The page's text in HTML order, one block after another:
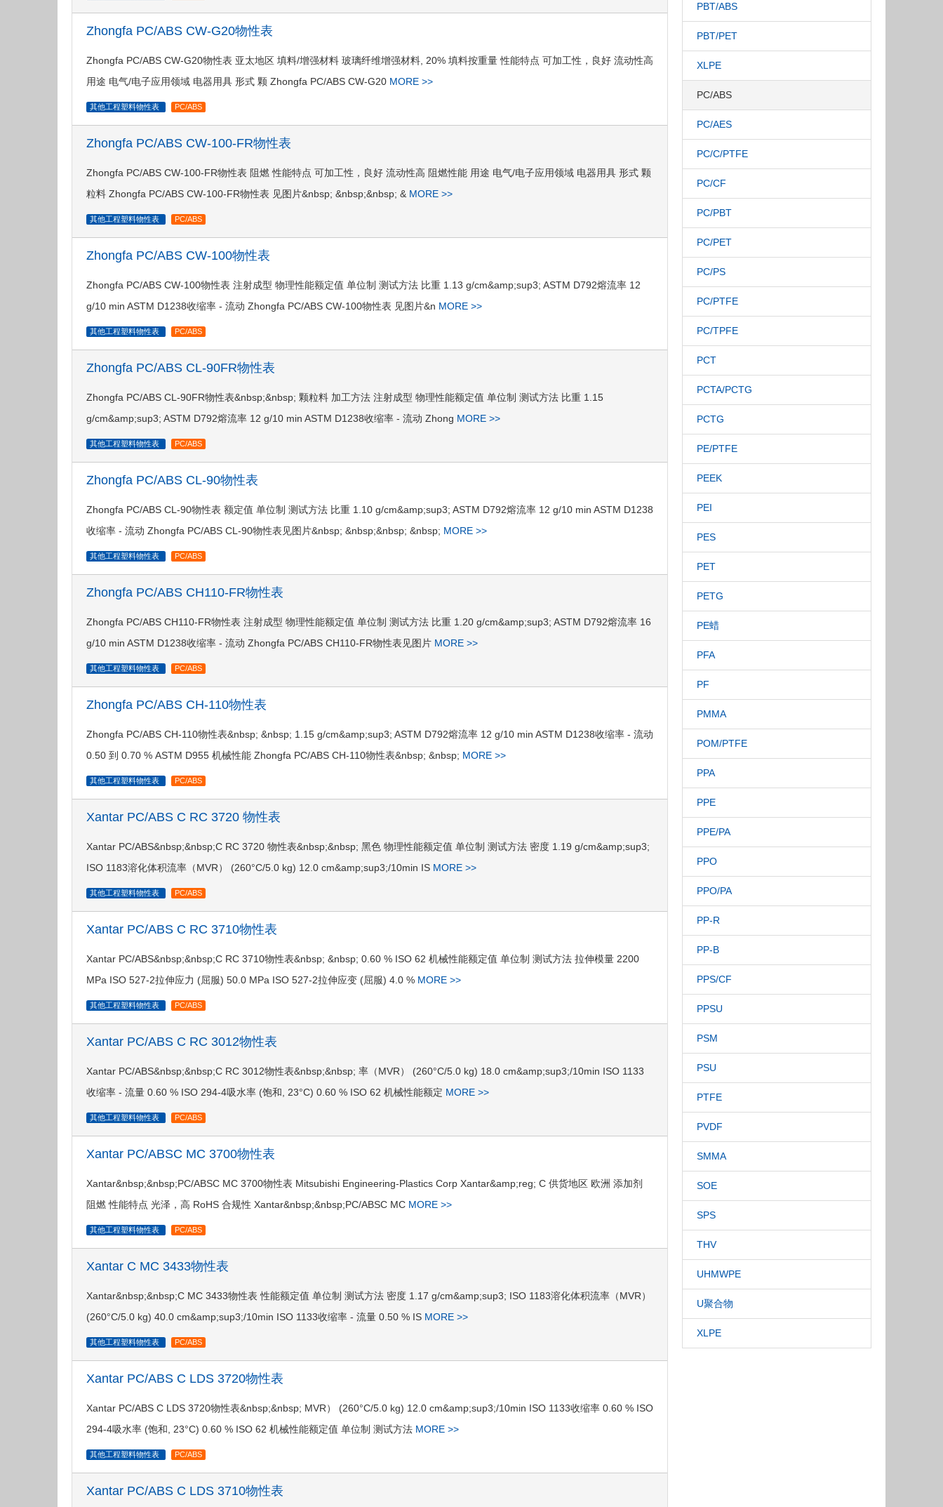
Zhongfa PC/ABS CW-G20物性表
Zhongfa PC/ABS CW-G20物性表 亚太地区 填料/增强材料 玻璃纤维增强材料, 20% 填料按重量 性能特点 可加工性，良好 流动性高
用途 电气/电子应用领域 电器用具 形式 颗 Zhongfa PC/ABS CW-G20 MORE >>
其他工程塑料物性表 PC/ABS
Zhongfa PC/ABS CW-100-FR物性表
Zhongfa PC/ABS CW-100-FR物性表 阻燃 性能特点 可加工性，良好 流动性高 阻燃性能 用途 电气/电子应用领域 电器用具 形式 颗
粒料 Zhongfa PC/ABS CW-100-FR物性表 见图片&nbsp; &nbsp;&nbsp; & MORE >>
其他工程塑料物性表 PC/ABS
Zhongfa PC/ABS CW-100物性表
Zhongfa PC/ABS CW-100物性表 注射成型 物理性能额定值 单位制 测试方法 比重 1.13 g/cm&amp;sup3; ASTM D792熔流率 12
g/10 min ASTM D1238收缩率 - 流动 Zhongfa PC/ABS CW-100物性表 见图片&n MORE >>
其他工程塑料物性表 PC/ABS
Zhongfa PC/ABS CL-90FR物性表
Zhongfa PC/ABS CL-90FR物性表&nbsp;&nbsp; 颗粒料 加工方法 注射成型 物理性能额定值 单位制 测试方法 比重 1.15
g/cm&amp;sup3; ASTM D792熔流率 12 g/10 min ASTM D1238收缩率 - 流动 Zhong MORE >>
其他工程塑料物性表 PC/ABS
Zhongfa PC/ABS CL-90物性表
Zhongfa PC/ABS CL-90物性表 额定值 单位制 测试方法 比重 1.10 g/cm&amp;sup3; ASTM D792熔流率 12 g/10 min ASTM D1238
收缩率 - 流动 Zhongfa PC/ABS CL-90物性表见图片&nbsp; &nbsp;&nbsp; &nbsp; MORE >>
其他工程塑料物性表 PC/ABS
Zhongfa PC/ABS CH110-FR物性表
Zhongfa PC/ABS CH110-FR物性表 注射成型 物理性能额定值 单位制 测试方法 比重 1.20 g/cm&amp;sup3; ASTM D792熔流率 16
g/10 min ASTM D1238收缩率 - 流动 Zhongfa PC/ABS CH110-FR物性表见图片 MORE >>
其他工程塑料物性表 PC/ABS
Zhongfa PC/ABS CH-110物性表
Zhongfa PC/ABS CH-110物性表&nbsp; &nbsp; 1.15 g/cm&amp;sup3; ASTM D792熔流率 12 g/10 min ASTM D1238收缩率 - 流动
0.50 到 0.70 % ASTM D955 机械性能 Zhongfa PC/ABS CH-110物性表&nbsp; &nbsp; MORE >>
其他工程塑料物性表 PC/ABS
Xantar PC/ABS C RC 3720 物性表
Xantar PC/ABS&nbsp;&nbsp;C RC 3720 物性表&nbsp;&nbsp; 黑色 物理性能额定值 单位制 测试方法 密度 1.19 g/cm&amp;sup3;
ISO 1183溶化体积流率（MVR） (260°C/5.0 kg) 12.0 cm&amp;sup3;/10min IS MORE >>
其他工程塑料物性表 PC/ABS
Xantar PC/ABS C RC 3710物性表
Xantar PC/ABS&nbsp;&nbsp;C RC 3710物性表&nbsp; &nbsp; 0.60 % ISO 62 机械性能额定值 单位制 测试方法 拉伸模量 2200
MPa ISO 527-2拉伸应力 (屈服) 50.0 MPa ISO 527-2拉伸应变 (屈服) 4.0 % MORE >>
其他工程塑料物性表 PC/ABS
Xantar PC/ABS C RC 3012物性表
Xantar PC/ABS&nbsp;&nbsp;C RC 3012物性表&nbsp;&nbsp; 率（MVR） (260°C/5.0 kg) 18.0 cm&amp;sup3;/10min ISO 1133
收缩率 - 流量 0.60 % ISO 294-4吸水率 (饱和, 23°C) 0.60 % ISO 62 机械性能额定 MORE >>
其他工程塑料物性表 PC/ABS
Xantar PC/ABSC MC 3700物性表
Xantar&nbsp;&nbsp;PC/ABSC MC 3700物性表 Mitsubishi Engineering-Plastics Corp Xantar&amp;reg; C 供货地区 欧洲 添加剂
阻燃 性能特点 光泽，高 RoHS 合规性 Xantar&nbsp;&nbsp;PC/ABSC MC MORE >>
其他工程塑料物性表 PC/ABS
Xantar C MC 3433物性表
Xantar&nbsp;&nbsp;C MC 3433物性表 性能额定值 单位制 测试方法 密度 1.17 g/cm&amp;sup3; ISO 1183溶化体积流率（MVR）
(260°C/5.0 kg) 40.0 cm&amp;sup3;/10min ISO 1133收缩率 - 流量 0.50 % IS MORE >>
其他工程塑料物性表 PC/ABS
Xantar PC/ABS C LDS 3720物性表
Xantar PC/ABS C LDS 3720物性表&nbsp;&nbsp; MVR） (260°C/5.0 kg) 12.0 cm&amp;sup3;/10min ISO 1133收缩率 0.60 % ISO
294-4吸水率 (饱和, 23°C) 0.60 % ISO 62 机械性能额定值 单位制 测试方法 MORE >>
其他工程塑料物性表 PC/ABS
Xantar PC/ABS C LDS 3710物性表
PBT/ABS
PBT/PET
XLPE
PC/ABS
PC/AES
PC/C/PTFE
PC/CF
PC/PBT
PC/PET
PC/PS
PC/PTFE
PC/TPFE
PCT
PCTA/PCTG
PCTG
PE/PTFE
PEEK
PEI
PES
PET
PETG
PE蜡
PFA
PF
PMMA
POM/PTFE
PPA
PPE
PPE/PA
PPO
PPO/PA
PP-R
PP-B
PPS/CF
PPSU
PSM
PSU
PTFE
PVDF
SMMA
SOE
SPS
THV
UHMWPE
U聚合物
XLPE